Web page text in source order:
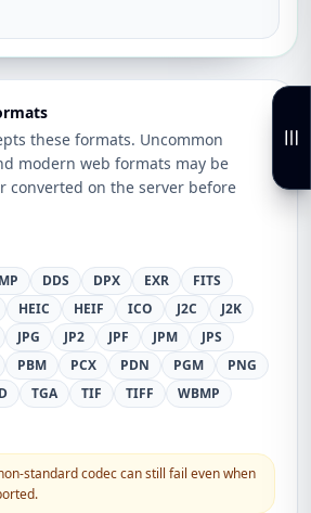
these formats. Uncommon
modern web formats may be
converted on the server before
DDS DPX EXR
FITS
HEIC HEIF ICO J2C
J2K
JPG JP2 JPF JPM
JPS
PBM PCX PDN PGM
PNG
TGA TIF TIFF
WBMP
standard codec can still fail even when